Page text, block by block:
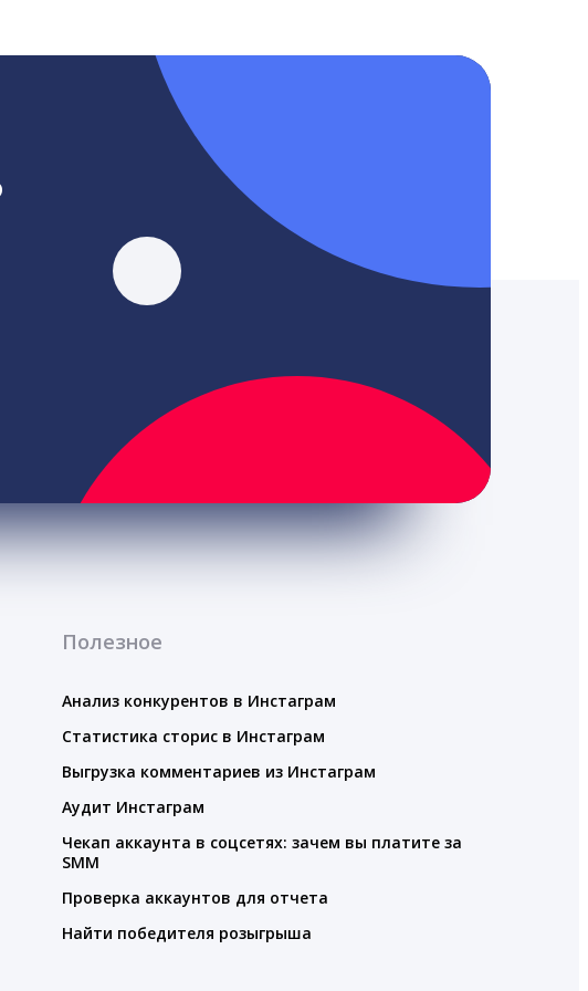
Полезное
Анализ конкурентов в Инстаграм
Статистика сторис в Инстаграм
Выгрузка комментариев из Инстаграм
Аудит Инстаграм
Чекап аккаунта в соцсетях: зачем вы платите за
SMM
Проверка аккаунтов для отчета
Найти победителя розыгрыша